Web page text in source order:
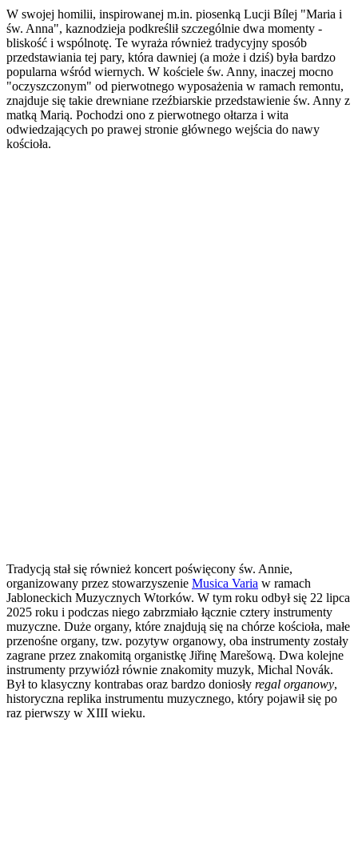
W swojej homilii, inspirowanej m.in. piosenką Lucji Bílej "Maria i
św. Anna", kaznodzieja podkreślił szczególnie dwa momenty -
bliskość i wspólnotę. Te wyraża również tradycyjny sposób
przedstawiania tej pary, która dawniej (a może i dziś) była bardzo
popularna wśród wiernych. W kościele św. Anny, inaczej mocno
"oczyszczonym" od pierwotnego wyposażenia w ramach remontu,
znajduje się takie drewniane rzeźbiarskie przedstawienie św. Anny z
matką Marią. Pochodzi ono z pierwotnego ołtarza i wita
odwiedzających po prawej stronie głównego wejścia do nawy
kościoła.
Tradycją stał się również koncert poświęcony św. Annie,
organizowany przez stowarzyszenie Musica Varia w ramach
Jabloneckich Muzycznych Wtorków. W tym roku odbył się 22 lipca
2025 roku i podczas niego zabrzmiało łącznie cztery instrumenty
muzyczne. Duże organy, które znajdują się na chórze kościoła, małe
przenośne organy, tzw. pozytyw organowy, oba instrumenty zostały
zagrane przez znakomitą organistkę Jiřinę Marešową. Dwa kolejne
instrumenty przywiózł równie znakomity muzyk, Michal Novák.
Był to klasyczny kontrabas oraz bardzo doniosły regal organowy,
historyczna replika instrumentu muzycznego, który pojawił się po
raz pierwszy w XIII wieku.